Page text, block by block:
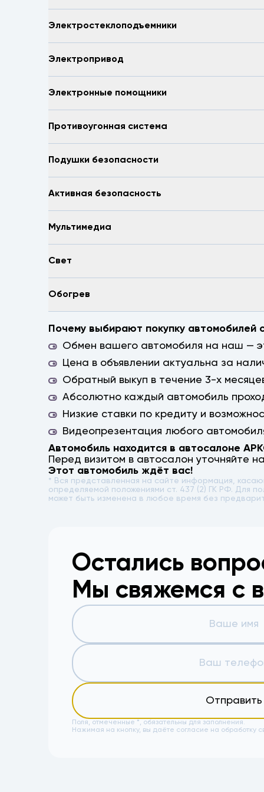
Электростеклоподъемники
Электропривод
Электронные помощники
Противоугонная система
Подушки безопасности
Активная безопасность
Мультимедиа
Свет
Обогрев
Почему выбирают покупку
Обмен вашего автомобиля на наш —
Цена в объявлении актуальна за
Обратный выкуп в течение 3-х
Абсолютно каждый автомобиль
Низкие ставки по кредиту и
Видеопрезентация любого
Автомобиль находится в автосалоне
Перед визитом в автосалон уточняйте
Этот автомобиль ждёт вас!
* Вся представленная на сайте информация,
определяемой положениями ст. 437 (2) ГК РФ. Для
может быть изменена в любое время без
Остались
Мы свяжемся с
Отправить
Поля, отмеченные *, обязательны для заполнения.
Нажимая на кнопку, вы даёте согласие на обработку